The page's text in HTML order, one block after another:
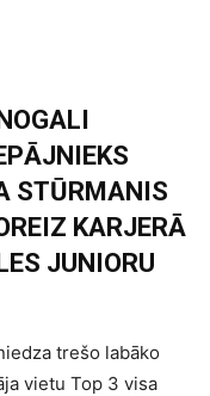
STŪRMANIS
KARJERĀ
JUNIORU
trešo labāko
vietu Top 3 visa